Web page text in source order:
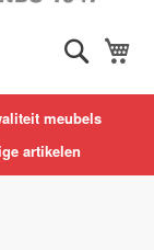
Zoek
meubels
artikelen